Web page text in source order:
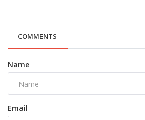
COMMENTS
Name
Email